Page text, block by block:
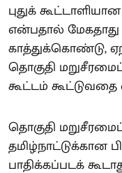
புதுக்
என்பதால்
காத்துக்கொண்டு,
தொகுதி
கூட்டம் கூட்டுவதை
தொகுதி
தமிழ்நாட்டுக்கான
பாதிக்கப்படக்